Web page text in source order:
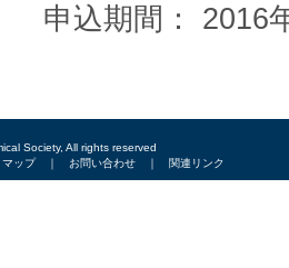
申込期間： 2016
Society, All rights reserved
マップ｜ お問い合わせ ｜ 関連リンク